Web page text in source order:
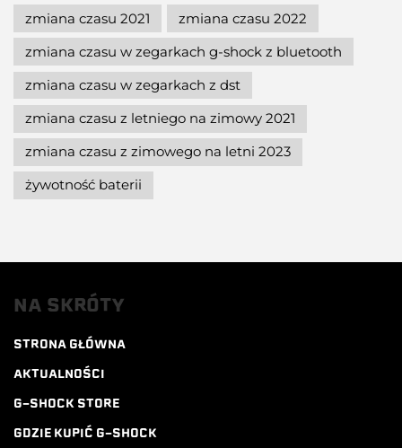
zmiana czasu 2021
zmiana czasu 2022
zmiana czasu w zegarkach g-shock z bluetooth
zmiana czasu w zegarkach z dst
zmiana czasu z letniego na zimowy 2021
zmiana czasu z zimowego na letni 2023
żywotność baterii
NA SKRÓTY
STRONA GŁÓWNA
AKTUALNOŚCI
G-SHOCK STORE
GDZIE KUPIĆ G-SHOCK